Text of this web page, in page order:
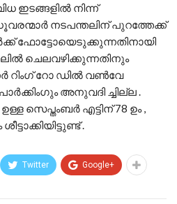
ഇടങ്ങളിൽ നിന്ന്
നടപന്തലിന് പുറത്തേക്ക്
ഫോട്ടോയെടുക്കുന്നതിനായി
ചെലവഴിക്കുന്നതിനും
റിംഗ് റോ ഡിൽ വൺവേ
അനുവദി ച്ചില്ല .
എട്ടിന് 78 ഉം ,
.
Twitter Google+